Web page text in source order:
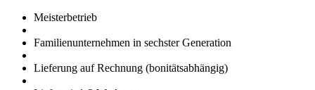
Meister­betrieb
Familien­unter­nehmen in sechster Gene­ration
Lieferung auf Rech­nung (bonitätsabhängig)